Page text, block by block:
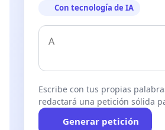
Con tecnología de IA
Escribe con tus propias
redactará una petición sólida
Generar petición